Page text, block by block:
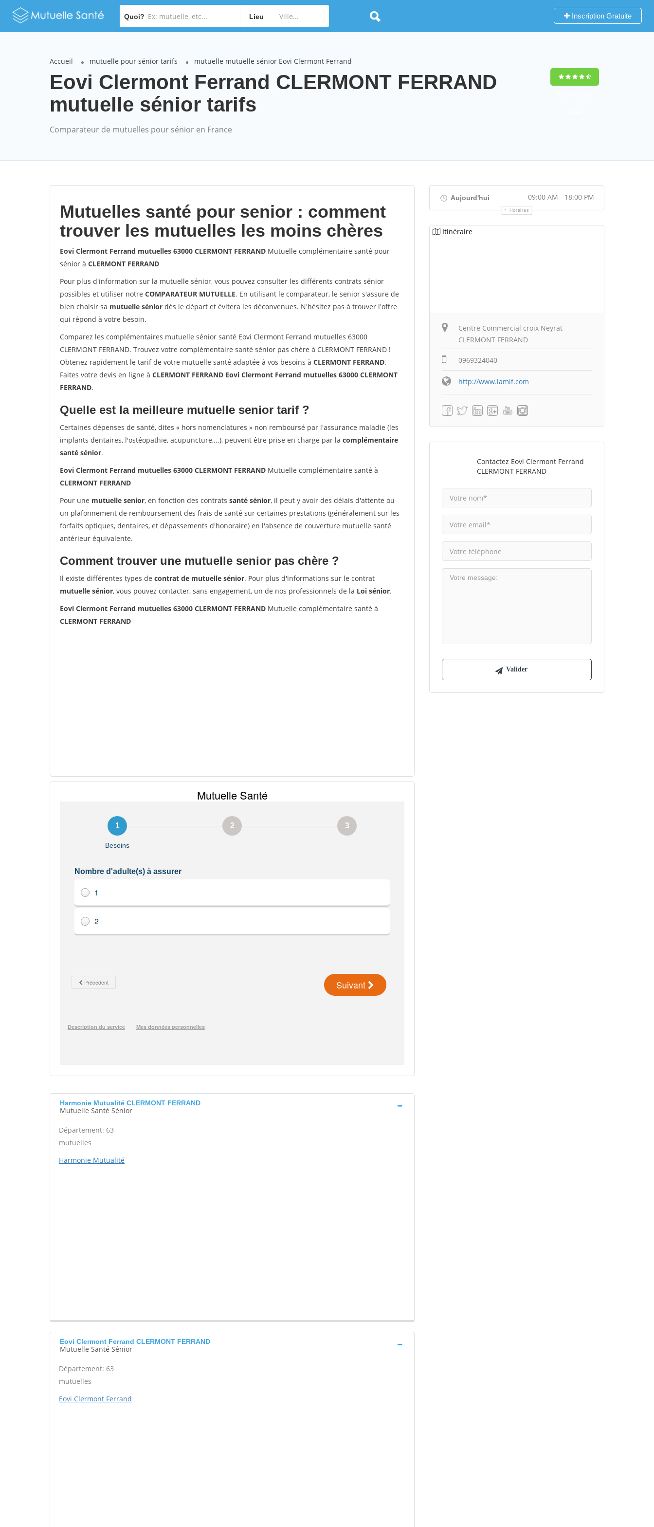
Quoi? Lieu Inscription Gratuite
Accueil mutuelle pour sénior tarifs mutuelle mutuelle sénior Eovi Clermont Ferrand
Eovi Clermont Ferrand CLERMONT FERRAND
mutuelle sénior tarifs
Comparateur de mutuelles pour sénior en France
Mutuelles santé pour senior : comment
trouver les mutuelles les moins chères
Eovi Clermont Ferrand mutuelles 63000 CLERMONT FERRAND Mutuelle complémentaire santé pour
sénior à CLERMONT FERRAND
Pour plus d'information sur la mutuelle sénior, vous pouvez consulter les différents contrats sénior
possibles et utiliser notre COMPARATEUR MUTUELLE. En utilisant le comparateur, le senior s'assure de
bien choisir sa mutuelle sénior dès le départ et évitera les déconvenues. N'hésitez pas à trouver l'offre
qui répond à votre besoin.
Comparez les complémentaires mutuelle sénior santé Eovi Clermont Ferrand mutuelles 63000
CLERMONT FERRAND. Trouvez votre complémentaire santé sénior pas chère à CLERMONT FERRAND !
Obtenez rapidement le tarif de votre mutuelle santé adaptée à vos besoins à CLERMONT FERRAND.
Faites votre devis en ligne à CLERMONT FERRAND Eovi Clermont Ferrand mutuelles 63000 CLERMONT
FERRAND.
Quelle est la meilleure mutuelle senior tarif ?
Certaines dépenses de santé, dites « hors nomenclatures » non remboursé par l'assurance maladie (les
implants dentaires, l'ostéopathie, acupuncture,...), peuvent être prise en charge par la complémentaire
santé sénior.
Eovi Clermont Ferrand mutuelles 63000 CLERMONT FERRAND Mutuelle complémentaire santé à
CLERMONT FERRAND
Pour une mutuelle senior, en fonction des contrats santé sénior, il peut y avoir des délais d'attente ou
un plafonnement de remboursement des frais de santé sur certaines prestations (généralement sur les
forfaits optiques, dentaires, et dépassements d'honoraire) en l'absence de couverture mutuelle santé
antérieur équivalente.
Comment trouver une mutuelle senior pas chère ?
Il existe différentes types de contrat de mutuelle sénior. Pour plus d'informations sur le contrat
mutuelle sénior, vous pouvez contacter, sans engagement, un de nos professionnels de la Loi sénior.
Eovi Clermont Ferrand mutuelles 63000 CLERMONT FERRAND Mutuelle complémentaire santé à
CLERMONT FERRAND
Harmonie Mutualité CLERMONT FERRAND
Mutuelle Santé Sénior
Département: 63
mutuelles
Harmonie Mutualité
Eovi Clermont Ferrand CLERMONT FERRAND
Mutuelle Santé Sénior
Département: 63
mutuelles
Eovi Clermont Ferrand
Aujourd'hui 09:00 AM - 18:00 PM
Horaires
Itinéraire
Centre Commercial croix Neyrat
CLERMONT FERRAND
0969324040
http://www.lamif.com
Contactez Eovi Clermont Ferrand
CLERMONT FERRAND